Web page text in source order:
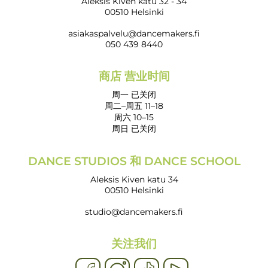
00510 Helsinki
asiakaspalvelu@dancemakers.fi
050 439 8440
商店 营业时间
周一 已关闭
周二–周五 11–18
周六 10–15
周日 已关闭
DANCE STUDIOS 和 DANCE SCHOOL
Aleksis Kiven katu 34
00510 Helsinki
studio@dancemakers.fi
关注我们